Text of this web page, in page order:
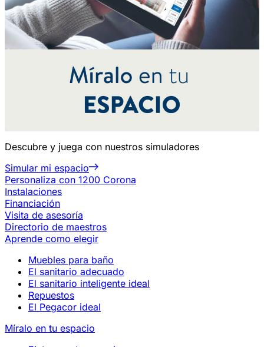
Descubre y juega con nuestros simuladores
Simular mi espacio
Personaliza con 1200 Corona
Instalaciones
Financiación
Visita de asesoría
Directorio de maestros
Aprende como elegir
Muebles para baño
El sanitario adecuado
El sanitario inteligente ideal
Repuestos
El Pegacor ideal
Míralo en tu espacio